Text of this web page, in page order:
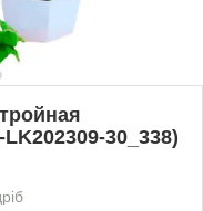
30_338)